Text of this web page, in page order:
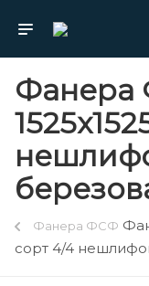
Фанера
Фанера ФСФ
сорт 4/4